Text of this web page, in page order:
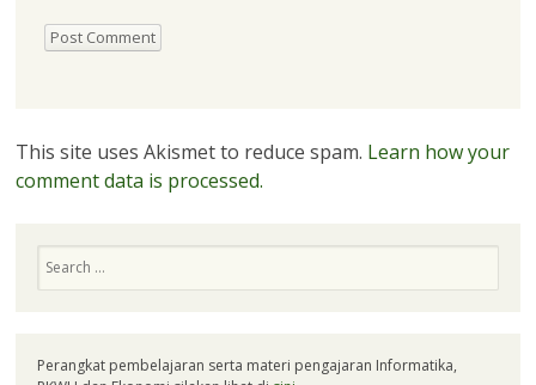
This site uses Akismet to reduce spam. Learn how your
comment data is processed.
Perangkat pembelajaran serta materi pengajaran Informatika,